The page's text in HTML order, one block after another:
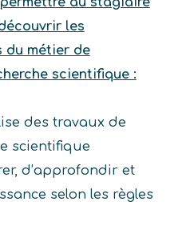
les
du métier de
scientifique :
des travaux de
scientifique
d’approfondir et
selon les règles